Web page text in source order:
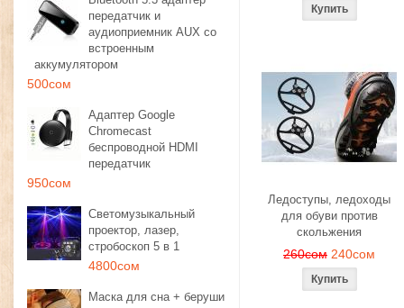
передатчик и
аудиоприемник AUX со
встроенным
аккумулятором
500сом
Адаптер Google
Chromecast
беспроводной HDMI
передатчик
950сом
Светомузыкальный
проектор, лазер,
стробоскоп 5 в 1
4800сом
Маска для сна + беруши
Ледоступы, ледоходы
для обуви против
скольжения
260сом 240сом